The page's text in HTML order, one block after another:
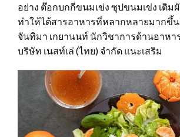
อย่าง ต๊อกบกกีขนมเข่ง ซุปขนมเข่ง เติม
ทำให้ได้สารอาหารที่หลากหลายมากขึ้น
จันทิมา เกยานนท์ นักวิชาการด้านอาห
บริษัท เนสท์เล่ (ไทย) จำกัด แนะเสริม